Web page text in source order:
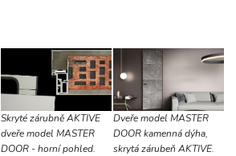
Skryté zárubně AKTIVE
dveře model MASTER
DOOR - horní pohled.
Dveře model MASTER
DOOR kamenná dýha,
skrytá zárubeň AKTIVE.